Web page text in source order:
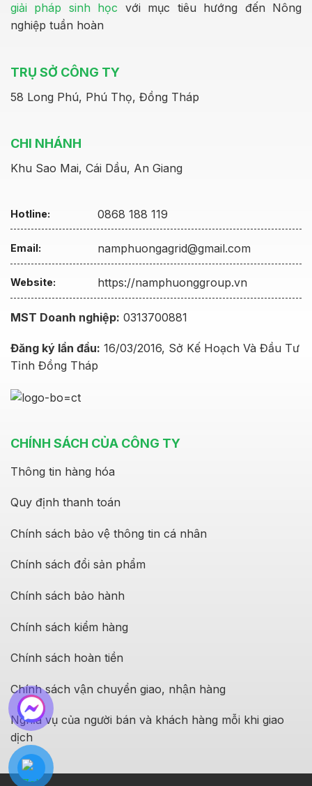
giải pháp sinh học với mục tiêu hướng đến Nông
nghiệp tuần hoàn
TRỤ SỞ CÔNG TY
58 Long Phú, Phú Thọ, Đồng Tháp
CHI NHÁNH
Khu Sao Mai, Cái Dầu, An Giang
Hotline: 0868 188 119
Email: namphuongagrid@gmail.com
Website: https://namphuonggroup.vn
MST Doanh nghiệp: 0313700881
Đăng ký lần đầu: 16/03/2016, Sở Kế Hoạch Và Đầu Tư
Tỉnh Đồng Tháp
CHÍNH SÁCH CỦA CÔNG TY
Thông tin hàng hóa
Quy định thanh toán
Chính sách bảo vệ thông tin cá nhân
Chính sách đổi sản phẩm
Chính sách bảo hành
Chính sách kiểm hàng
Chính sách hoàn tiền
Chính sách vận chuyển giao, nhận hàng
Nghĩa vụ của người bán và khách hàng mỗi khi giao
dịch